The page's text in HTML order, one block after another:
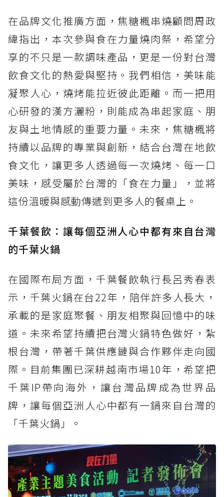
在品牌文化推廣方面，焦糖楓串燒顧問周政
緯指出，本次參與食在力量燒肉祭，希望分
享的不只是一款調味產品，更是一份對台灣
飲食文化的熱愛與堅持。我們相信，美味能
凝聚人心，燒烤能拉近彼此距離。而一把用
心研發的漢方灑粉，則能成為串起家庭、朋
友與土地情感的重要力量。未來，焦糖楓將
持續以品牌的專業與創新，結合台灣在地飲
食文化，讓更多人透過每一次燒烤、每一口
美味，感受屬於台灣的「食在力量」，並將
這份溫暖與感動傳遞到更多人的餐桌上。
千葉餐飲：讓每個亞洲人心中都有來自台灣
的千葉火鍋
在國際布局方面，千葉餐飲執行長呂秀春表
示，千葉火鍋在台22年，陪伴許多人長大，
承載的是家庭聚餐、朋友相聚與回憶中的味
道。未來希望持續把台灣火鍋特色做好，紮
根台灣，帶著千葉供應鏈與合作夥伴走向國
際。目前集團已深耕越南市場10年，希望把
千葉IP帶向海外，讓台灣品牌成為世界品
牌，讓每個亞洲人心中都有一鍋來自台灣的
「千葉火鍋」。